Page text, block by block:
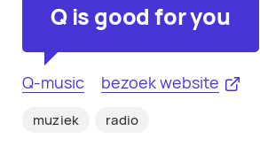
Q is good for you
Q-music bezoek website
muziek radio